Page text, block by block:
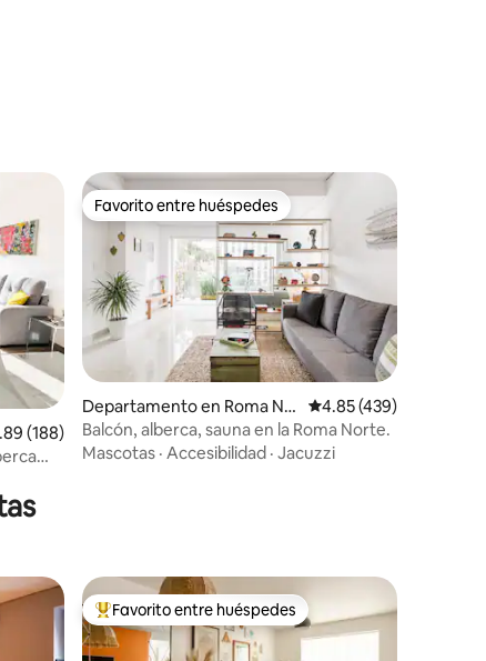
promedio: 4.89 de 5; 188 evaluaciones
(188)
Favorito entre huéspedes
Favorito entre huéspedes
Departamento en Roma No
rte
Calificación promedio:
4.85 (439)
Balcón, alberca, sauna en la Roma Norte.
Mascotas · Accesibilidad · Jacuzzi
De los mejores en Favorito entre huéspedes
Favorito entre huéspedes